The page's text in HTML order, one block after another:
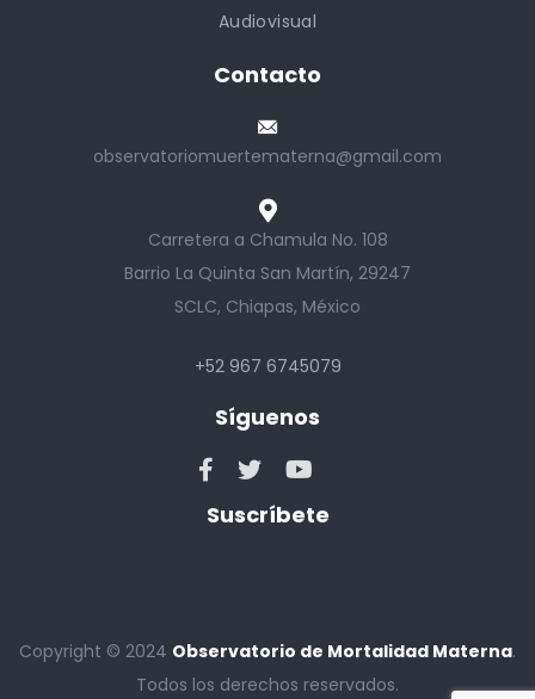
Audiovisual
Contacto
observatoriomuertematerna@gmail.com
Carretera a Chamula No. 108
Barrio La Quinta San Martín, 29247
SCLC, Chiapas, México
+52 967 6745079
Síguenos
Suscríbete
Copyright © 2024 Observatorio de Mortalidad Materna.
Todos los derechos reservados.